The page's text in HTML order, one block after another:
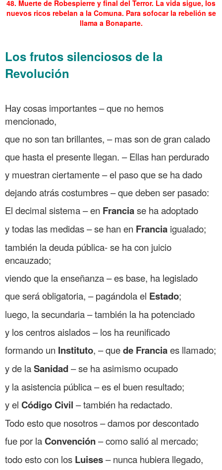
48. Muerte de Robespierre y final del Terror. La vida sigue, los
nuevos ricos rebelan a la Comuna. Para sofocar la rebelión se
llama a Bonaparte.
Los frutos silenciosos de la
Revolución
Hay cosas importantes – que no hemos
mencionado,
que no son tan brillantes, – mas son de gran calado
que hasta el presente llegan. – Ellas han perdurado
y muestran ciertamente – el paso que se ha dado
dejando atrás costumbres – que deben ser pasado:
El decimal sistema – en Franciase ha adoptado
y todas las medidas – se han en Francia igualado;
también la deuda pública- se ha con juicio
encauzado;
viendo que la enseñanza – es base, ha legislado
que será obligatoria, – pagándola el Estado;
luego, la secundaria – también la ha potenciado
y los centros aislados – los ha reunificado
formando un Instituto, – quede Franciaes llamado;
y de laSanidad– se ha asimismo ocupado
y la asistencia pública – es el buen resultado;
y el Código Civil – también ha redactado.
Todo esto que nosotros – damos por descontado
fue por laConvención– como salió al mercado;
todo esto con los Luises– nunca hubiera llegado,